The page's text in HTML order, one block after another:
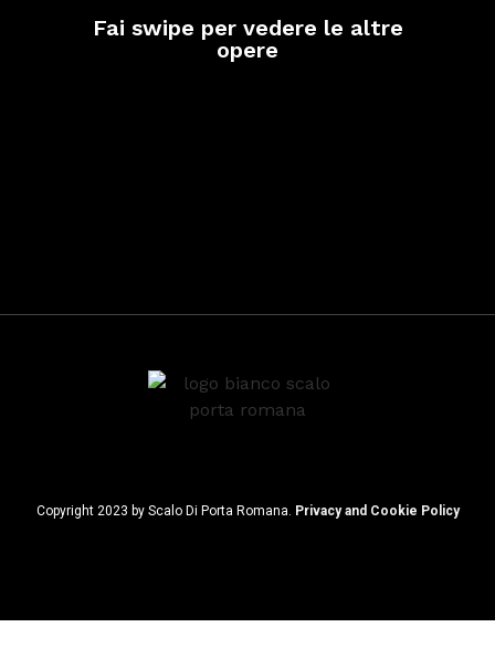
Fai swipe per vedere le altre
opere
Copyright 2023 by Scalo Di Porta Romana. Privacy and Cookie Policy